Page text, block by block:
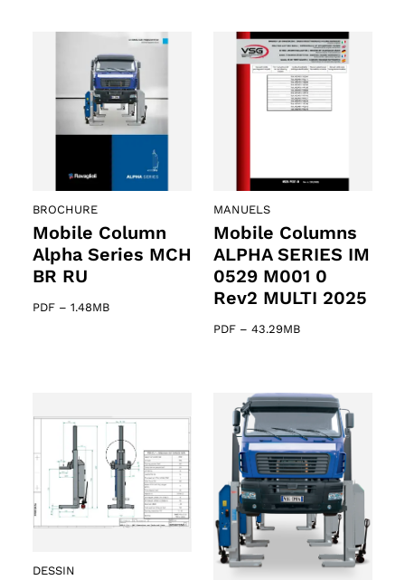
BROCHURE
Mobile Column
Alpha Series MCH
BR RU
PDF – 1.48MB
MANUELS
Mobile Columns
ALPHA SERIES IM
0529 M001 0
Rev2 MULTI 2025
PDF – 43.29MB
DESSIN